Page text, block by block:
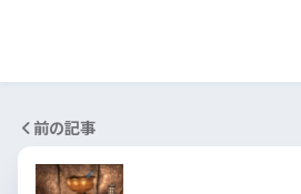
前の記事